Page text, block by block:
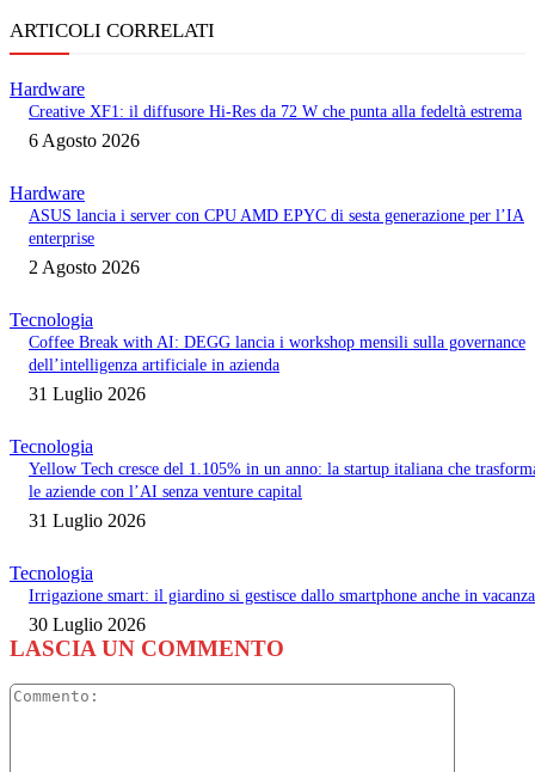
ARTICOLI CORRELATI
Hardware
Creative XF1: il diffusore Hi-Res da 72 W che punta alla fedeltà estrema
6 Agosto 2026
Hardware
ASUS lancia i server con CPU AMD EPYC di sesta generazione per l’IA
enterprise
2 Agosto 2026
Tecnologia
Coffee Break with AI: DEGG lancia i workshop mensili sulla governance
dell’intelligenza artificiale in azienda
31 Luglio 2026
Tecnologia
Yellow Tech cresce del 1.105% in un anno: la startup italiana che
le aziende con l’AI senza venture capital
31 Luglio 2026
Tecnologia
Irrigazione smart: il giardino si gestisce dallo smartphone anche in vacanza
30 Luglio 2026
LASCIA UN COMMENTO